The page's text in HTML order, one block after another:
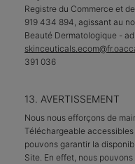
Registre du Commerce et
919 434 894, agissant au
Beauté Dermatologique -
391 036
13. AVERTISSEMENT
Nous nous efforçons de
Téléchargeable
pouvons garantir la
Site. En effet, nous